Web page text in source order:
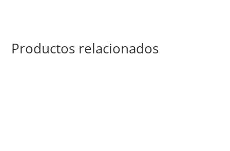
Productos relacionados